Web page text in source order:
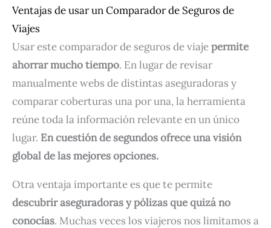
Ventajas de usar un Comparador de Seguros de
Viajes
Usar este comparador de seguros de viajepermite
ahorrar mucho tiempo. En lugar de revisar
manualmente webs de distintas aseguradoras y
comparar coberturas una por una, la herramienta
reúne toda la información relevante en un único
lugar. En cuestión de segundos ofrece una visión
global de las mejores opciones.
Otra ventaja importante es que te permite
descubrir aseguradoras y pólizas que quizá no
conocías. Muchas veces los viajeros nos limitamos a